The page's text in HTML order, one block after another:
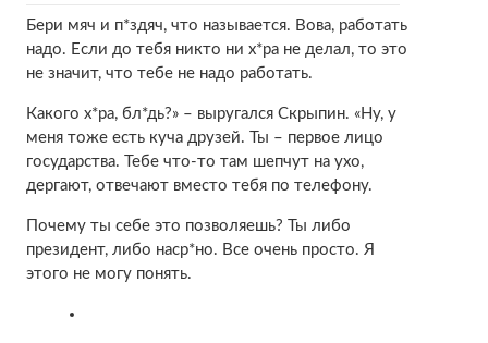
Бери мяч и п*здяч, что называется. Вова, работать
надо. Если до тебя никто ни х*ра не делал, то это
не значит, что тебе не надо работать.
Какого х*ра, бл*дь?» – выругался Скрыпин. «Ну, у
меня тоже есть куча друзей. Ты – первое лицо
государства. Тебе что-то там шепчут на ухо,
дергают, отвечают вместо тебя по телефону.
Почему ты себе это позволяешь? Ты либо
президент, либо наср*но. Все очень просто. Я
этого не могу понять.